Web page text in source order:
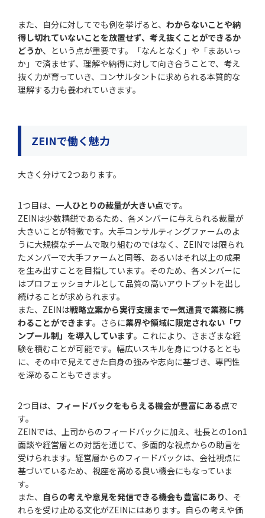
また、自分に対してでも例を挙げると、 わからないことや納
得し切れていないことを放置せず、考え抜くことができるか
どうか、という点が重要です。「なんとなく」や「まあいっ
か」で済ませず、理解や納得に対して向き合うことで、考え
抜く力が育っていき、コンサルタントに求められる本質的な
理解する力も養われていきます。
ZEINで働く魅力
大きく分けて2つあります。
1つ目は、 一人ひとりの裁量が大きい点です。
ZEINは少数精鋭であるため、各メンバーに与えられる裁量が
大きいことが特徴です。大手コンサルティングファームのよ
うに大規模なチームで取り組むのではなく、ZEINでは限られ
たメンバーで大手ファームと同等、あるいはそれ以上の成果
を生み出すことを目指しています。そのため、各メンバーに
はプロフェッショナルとして品質の高いアウトプットを出し
続けることが求められます。
また、ZEINは戦略立案から実行支援まで一気通貫で業務に携
わることができます。さらに業界や領域に限定されない「ワ
ンプール制」を導入しています。これにより、さまざまな経
験を積むことが可能です。幅広いスキルを身につけるととも
に、その中で見えてきた自身の強みや志向に基づき、専門性
を深めることもできます。
2つ目は、 フィードバックをもらえる機会が豊富にある点で
す。
ZEINでは、上司からのフィードバックに加え、社長との1on1
面談や経営層との対話を通じて、多面的な視点からの助言を
受けられます。経営層からのフィードバックは、会社視点に
基づいているため、視座を高める良い機会にもなっていま
す。
また、 自らの考えや意見を発信できる機会も豊富にあり、そ
れらを受け止める文化がZEINにはあります。自らの考えや価